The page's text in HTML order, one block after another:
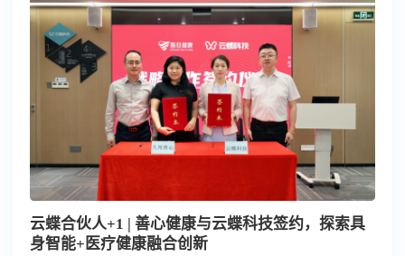
云蝶合伙人+1 | 善心健康与云蝶科技签约，探索具
身智能+医疗健康融合创新